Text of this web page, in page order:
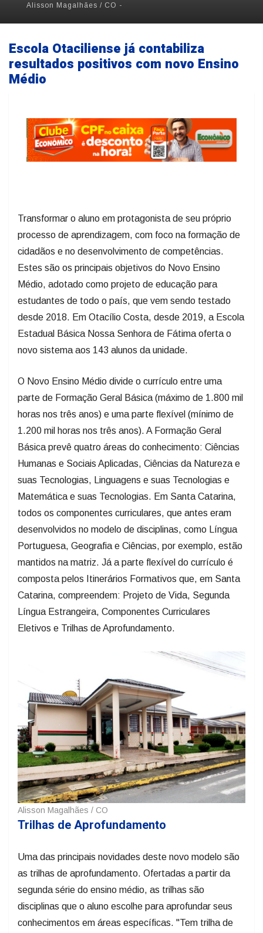
Alisson Magalhães / CO -
Escola Otaciliense já contabiliza
resultados positivos com novo Ensino
Médio
Transformar o aluno em protagonista de seu próprio
processo de aprendizagem, com foco na formação de
cidadãos e no desenvolvimento de competências.
Estes são os principais objetivos do Novo Ensino
Médio, adotado como projeto de educação para
estudantes de todo o país, que vem sendo testado
desde 2018. Em Otacílio Costa, desde 2019, a Escola
Estadual Básica Nossa Senhora de Fátima oferta o
novo sistema aos 143 alunos da unidade.
O Novo Ensino Médio divide o currículo entre uma
parte de Formação Geral Básica (máximo de 1.800 mil
horas nos três anos) e uma parte flexível (mínimo de
1.200 mil horas nos três anos). A Formação Geral
Básica prevê quatro áreas do conhecimento: Ciências
Humanas e Sociais Aplicadas, Ciências da Natureza e
suas Tecnologias, Linguagens e suas Tecnologias e
Matemática e suas Tecnologias. Em Santa Catarina,
todos os componentes curriculares, que antes eram
desenvolvidos no modelo de disciplinas, como Língua
Portuguesa, Geografia e Ciências, por exemplo, estão
mantidos na matriz. Já a parte flexível do currículo é
composta pelos Itinerários Formativos que, em Santa
Catarina, compreendem: Projeto de Vida, Segunda
Língua Estrangeira, Componentes Curriculares
Eletivos e Trilhas de Aprofundamento.
Alisson Magalhães / CO
Trilhas de Aprofundamento
Uma das principais novidades deste novo modelo são
as trilhas de aprofundamento. Ofertadas a partir da
segunda série do ensino médio, as trilhas são
disciplinas que o aluno escolhe para aprofundar seus
conhecimentos em áreas específicas. "Tem trilha de